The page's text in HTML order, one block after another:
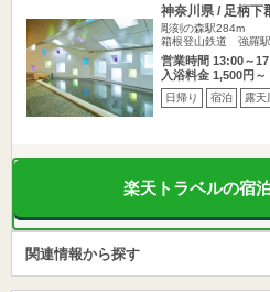
神奈川県 / 足柄下
彫刻の森駅284m
箱根登山鉄道 強羅
営業時間 13:00～
入浴料金 1,500円～
日帰り 宿泊 露天
楽天トラベルの宿
関連情報から探す